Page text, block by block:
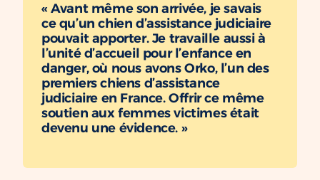
« Avant même son arrivée, je savais
ce qu’un chien d’assistance judiciaire
pouvait apporter. Je travaille aussi à
l’unité d’accueil pour l’enfance en
danger, où nous avons Orko, l’un des
premiers chiens d’assistance
judiciaire en France. Offrir ce même
soutien aux femmes victimes était
devenu une évidence. »